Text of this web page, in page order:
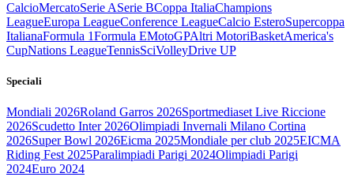
CalcioMercatoSerie ASerie BCoppa ItaliaChampions
LeagueEuropa LeagueConference LeagueCalcio EsteroSupercoppa
ItalianaFormula 1Formula EMotoGPAltri MotoriBasketAmerica's
CupNations LeagueTennisSciVolleyDrive UP
Speciali
Mondiali 2026Roland Garros 2026Sportmediaset Live Riccione
2026Scudetto Inter 2026Olimpiadi Invernali Milano Cortina
2026Super Bowl 2026Eicma 2025Mondiale per club 2025EICMA
Riding Fest 2025Paralimpiadi Parigi 2024Olimpiadi Parigi
2024Euro 2024